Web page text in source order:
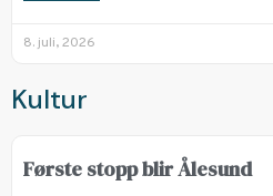
8. juli, 2026
Kultur
Første stopp blir Ålesund